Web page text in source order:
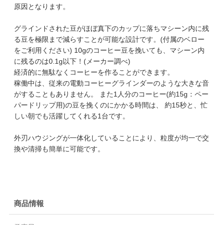
原因となります。
グラインドされた豆がほぼ真下のカップに落ちマシーン内に残
る豆を極限まで減らすことが可能な設計です。(付属のベロー
をご利用ください) 10gのコーヒー豆を挽いても、マシーン内
に残るのは0.1g以下！(メーカー調べ)
経済的に無駄なくコーヒーを作ることができます。
稼働中は、従来の電動コーヒーグラインダーのような大きな音
がすることもありません。 また1人分のコーヒー(約15g：ペー
パードリップ用)の豆を挽くのにかかる時間は、 約15秒と、忙
しい朝でも活躍してくれる1台です。
外刃ハウジングが一体化していることにより、粒度が均一で交
換や清掃も簡単に可能です。
商品情報